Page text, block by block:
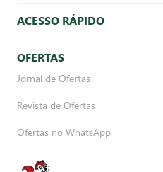
ACESSO RÁPIDO
OFERTAS
Jornal de Ofertas
Revista de Ofertas
Ofertas no WhatsApp